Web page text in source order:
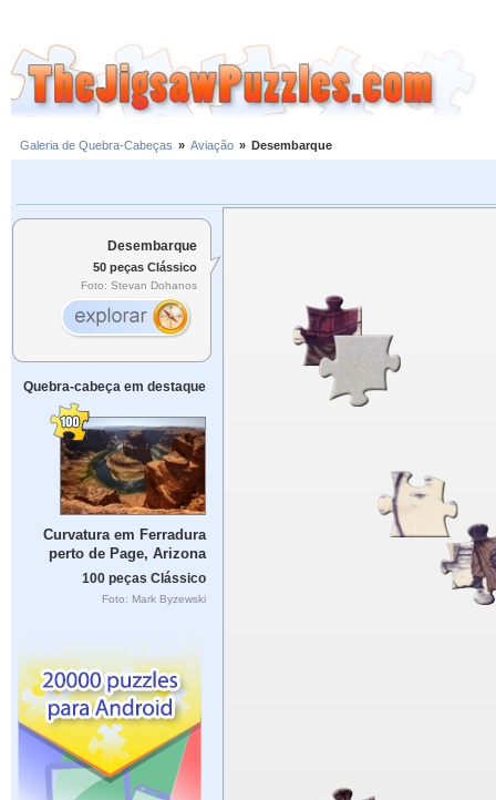
Galeria de Quebra-Cabeças » Aviação » Desembarque
Desembarque
50 peças Clássico
Foto: Stevan Dohanos
Quebra-cabeça em destaque
Curvatura em Ferradura
perto de Page, Arizona
100 peças Clássico
Foto: Mark Byzewski